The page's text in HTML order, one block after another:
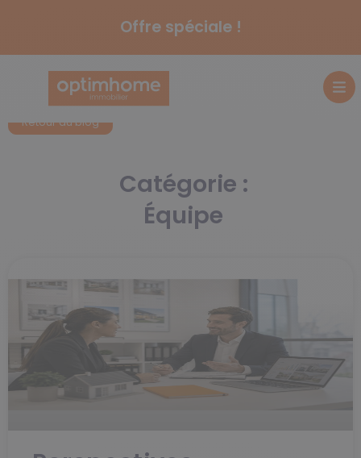
Offre spéciale !
Retour au blog
Catégorie :
Équipe